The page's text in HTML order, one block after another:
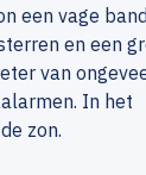
een vage
en een
van
In het
zon.